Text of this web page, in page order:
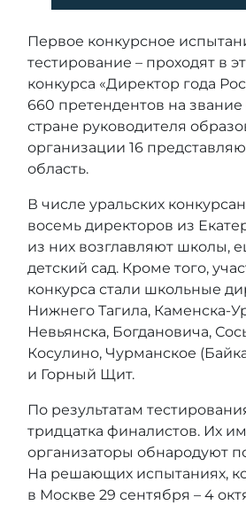
Первое конкурсное
тестирование – проходят в
конкурса «Директор года
660 претендентов на
стране руководителя
организации 16
область.
В числе уральских
восемь директоров из
из них возглавляют школы,
детский сад. Кроме того,
конкурса стали школьные
Нижнего Тагила, Каменска-
Невьянска, Богдановича,
Косулино, Чурманское
и Горный Щит.
По результатам
тридцатка финалистов. Их
организаторы обнародуют
На решающих испытаниях,
в Москве 29 сентября – 4